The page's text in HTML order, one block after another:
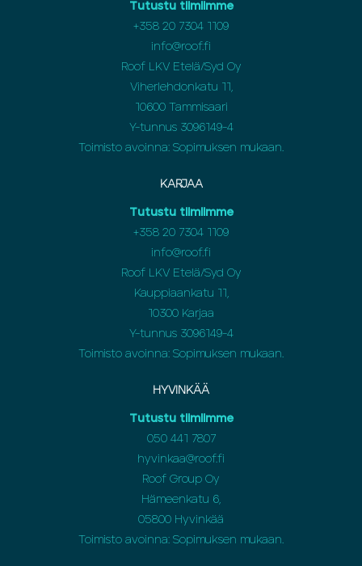
Tutustu tiimiimme
+358 20 7304 1109
info@roof.fi
Roof LKV Etelä/Syd Oy
Viherlehdonkatu 11,
10600 Tammisaari
Y-tunnus 3096149-4
Toimisto avoinna: Sopimuksen mukaan.
KARJAA
Tutustu tiimiimme
+358 20 7304 1109
info@roof.fi
Roof LKV Etelä/Syd Oy
Kauppiaankatu 11,
10300 Karjaa
Y-tunnus 3096149-4
Toimisto avoinna: Sopimuksen mukaan.
HYVINKÄÄ
Tutustu tiimiimme
050 441 7807
hyvinkaa@roof.fi
Roof Group Oy
Hämeenkatu 6,
05800 Hyvinkää
Toimisto avoinna: Sopimuksen mukaan.